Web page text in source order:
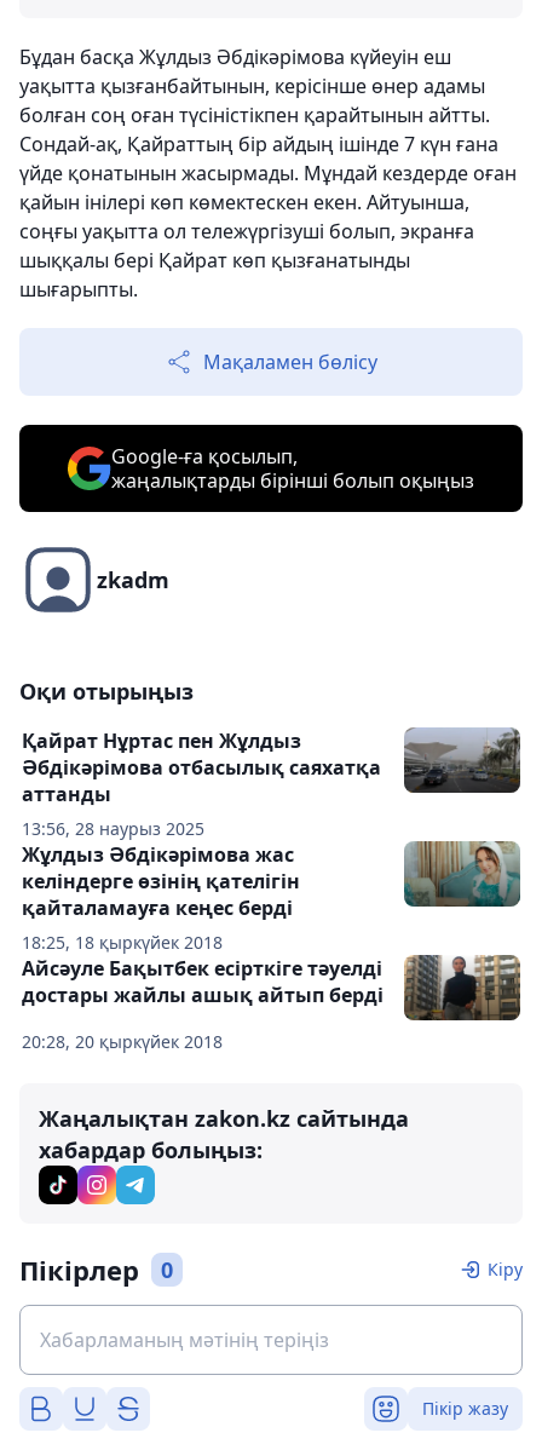
Бұдан басқа Жұлдыз Әбдікәрімова күйеуін еш
уақытта қызғанбайтынын, керісінше өнер адамы
болған соң оған түсіністікпен қарайтынын айтты.
Сондай-ақ, Қайраттың бір айдың ішінде 7 күн ғана
үйде қонатынын жасырмады. Мұндай кездерде оған
қайын інілері көп көмектескен екен. Айтуынша,
соңғы уақытта ол тележүргізуші болып, экранға
шыққалы бері Қайрат көп қызғанатынды
шығарыпты.
Мақаламен бөлісу
Google-ға қосылып,
жаңалықтарды бірінші болып оқыңыз
zkadm
Оқи отырыңыз
13:56, 28 наурыз 2025
Қайрат Нұртас пен Жұлдыз
Әбдікәрімова отбасылық саяхатқа
аттанды
18:25, 18 қыркүйек 2018
Жұлдыз Әбдікәрімова жас
келіндерге өзінің қателігін
қайталамауға кеңес берді
20:28, 20 қыркүйек 2018
Айсәуле Бақытбек есірткіге тәуелді
достары жайлы ашық айтып берді
Жаңалықтан zakon.kz сайтында
хабардар болыңыз:
Пікірлер 0 Кіру
Пікір жазу